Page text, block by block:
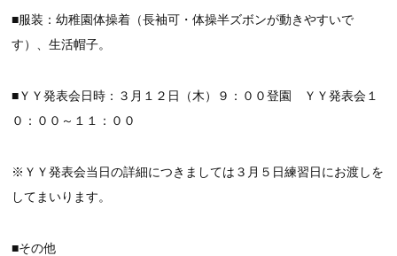
■服装：幼稚園体操着（長袖可・体操半ズボンが動きやすいで
す）、生活帽子。
■ＹＹ発表会日時：３月１２日（木）９：００登園 ＹＹ発表会１
０：００～１１：００
※ＹＹ発表会当日の詳細につきましては３月５日練習日にお渡しを
してまいります。
■その他